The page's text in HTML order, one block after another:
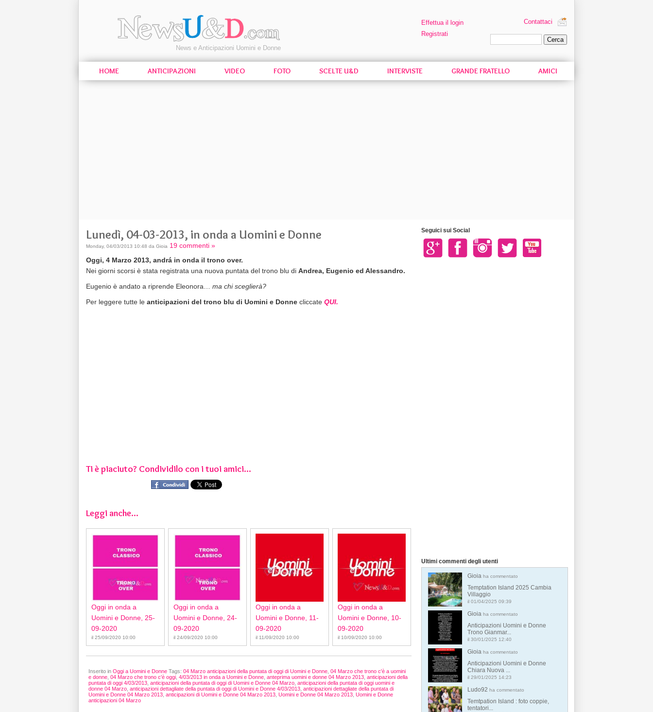
News e Anticipazioni Uomini e Donne
Effettua il login
Registrati
Contattaci
HOME ANTICIPAZIONI VIDEO FOTO SCELTE U&D INTERVISTE GRANDE FRATELLO AMICI
Lunedì, 04-03-2013, in onda a Uomini e Donne
Monday, 04/03/2013 10:48 da Gioia 19 commenti »
Oggi, 4 Marzo 2013, andrá in onda il trono over.
Nei giorni scorsi è stata registrata una nuova puntata del trono blu di Andrea, Eugenio ed Alessandro.
Eugenio è andato a riprende Eleonora… ma chi sceglierà?
Per leggere tutte le anticipazioni del trono blu di Uomini e Donne cliccate QUI.
Ti è piaciuto? Condividilo con i tuoi amici...
Leggi anche...
Oggi in onda a
Uomini e Donne, 25-
09-2020
il 25/09/2020 10:00
Oggi in onda a
Uomini e Donne, 24-
09-2020
il 24/09/2020 10:00
Oggi in onda a
Uomini e Donne, 11-
09-2020
il 11/09/2020 10:00
Oggi in onda a
Uomini e Donne, 10-
09-2020
il 10/09/2020 10:00
Inserito in Oggi a Uomini e Donne Tags: 04 Marzo anticipazioni della puntata di oggi di Uomini e Donne 04 Marzo che trono c'è a uomini
e donne 04 Marzo che trono c'è oggi 4/03/2013 in onda a Uomini e Donne anteprima uomini e donne 04 Marzo 2013 anticipazioni della
puntata di oggi 4/03/2013 anticipazioni della puntata di oggi di Uomini e Donne 04 Marzo anticipazioni della puntata di oggi uomini e
donne 04 Marzo anticipazioni dettagliate della puntata di oggi di Uomini e Donne 4/03/2013 anticipazioni dettagliate della puntata di
Uomini e Donne 04 Marzo 2013 anticipazioni di Uomini e Donne 04 Marzo 2013 Uomini e Donne 04 Marzo 2013 Uomini e Donne
anticipazioni 04 Marzo
Seguici sui Social
Ultimi commenti degli utenti
Gioia ha commentato
Temptation Island 2025 Cambia
Villaggio
il 01/04/2025 09:39
Gioia ha commentato
Anticipazioni Uomini e Donne
Trono Gianmar...
il 30/01/2025 12:40
Gioia ha commentato
Anticipazioni Uomini e Donne
Chiara Nuova ...
il 29/01/2025 14:23
Ludo92 ha commentato
Temtpation Island : foto coppie,
tentatori...